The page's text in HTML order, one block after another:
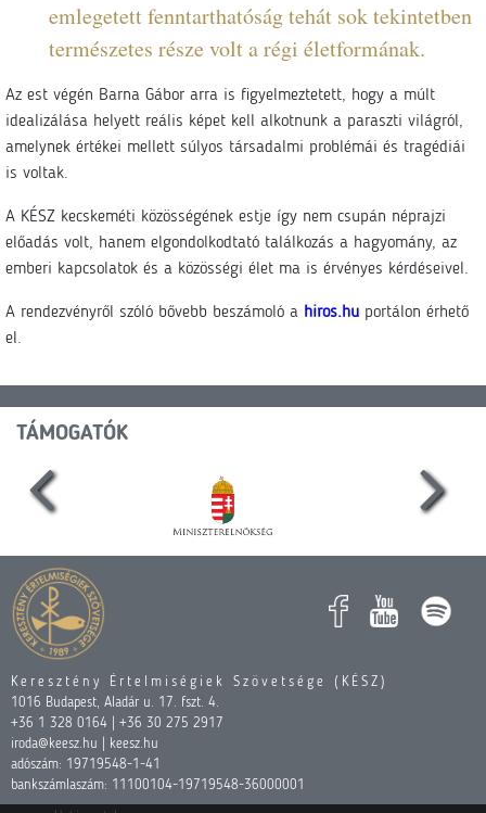
emlegetett fenntarthatóság tehát sok tekintetben
természetes része volt a régi életformának.
Az est végén Barna Gábor arra is figyelmeztetett, hogy a múlt
idealizálása helyett reális képet kell alkotnunk a paraszti világról,
amelynek értékei mellett súlyos társadalmi problémái és tragédiái
is voltak.
A KÉSZ kecskeméti közösségének estje így nem csupán néprajzi
előadás volt, hanem elgondolkodtató találkozás a hagyomány, az
emberi kapcsolatok és a közösségi élet ma is érvényes kérdéseivel.
A rendezvényről szóló bővebb beszámoló a hiros.hu portálon érhető
el.
TÁMOGATÓK
Keresztény Értelmiségiek Szövetsége (KÉSZ)
1016 Budapest, Aladár u. 17. fszt. 4.
+36 1 328 0164 | +36 30 275 2917
iroda@keesz.hu | keesz.hu
adószám: 19719548-1-41
bankszámlaszám: 11100104-19719548-36000001